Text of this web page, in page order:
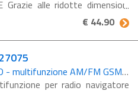
Grazie alle ridotte dimensioni
Radio è l'ideale per risolvere i
un'asta tradizionale
...
€ 44.90
Shark 2 QUAD - multifunzione AM/FM GSM-UMTS GPS WIFI
per radio navigatore